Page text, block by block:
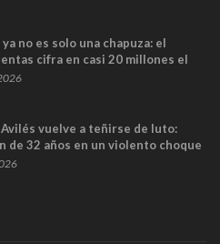
ya no es solo una chapuza: el
cifra en casi 20 millones el
trenes que no cabían por los
vuelve a teñirse de luto:
de 32 años en un violento choque